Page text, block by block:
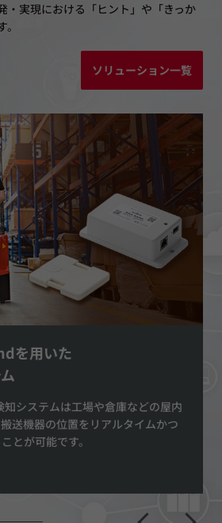
・実現における「ヒント」や「きっか
ソリューション一覧
を用いた
知システムは工場や倉庫などの屋内
送機器の位置をリアルタイムかつ
とが可能です。